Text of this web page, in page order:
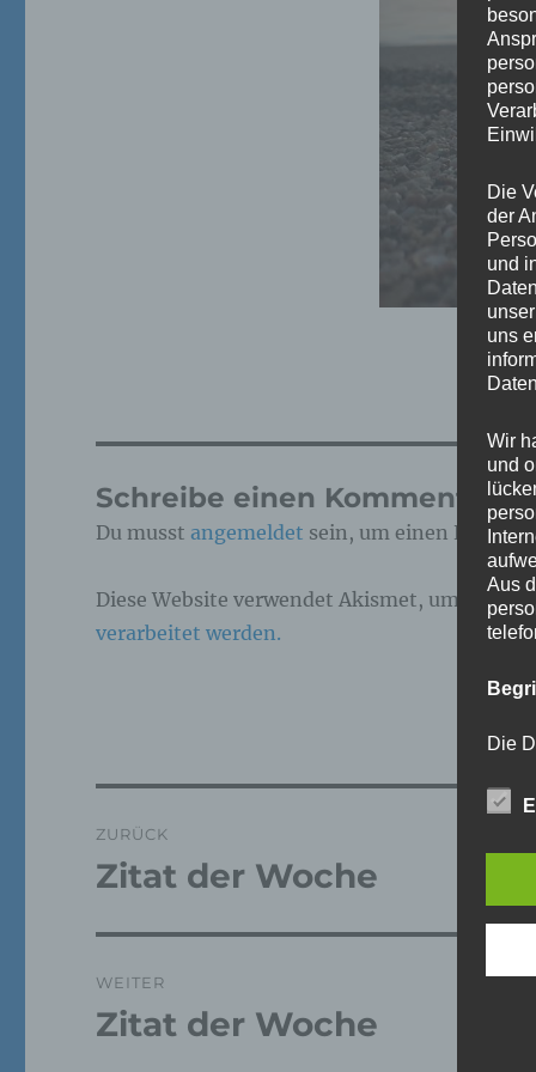
Schreibe einen Kommentar
Du musst angemeldet sein, um einen
Diese Website verwendet Akismet, um Spam
verarbeitet werden.
ZURÜCK
Vorheriger
Zitat der Woche
WEITER
Nächster
Zitat der Woche
Die
der
und
uns
Wir
und
Aus
Die
dies
Wir